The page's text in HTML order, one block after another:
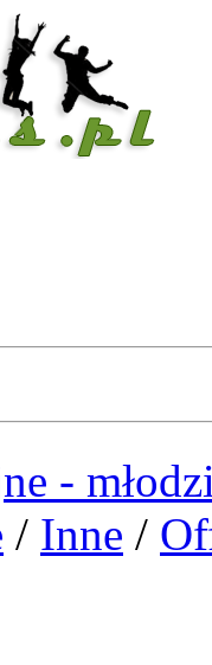
-
/ Inne /